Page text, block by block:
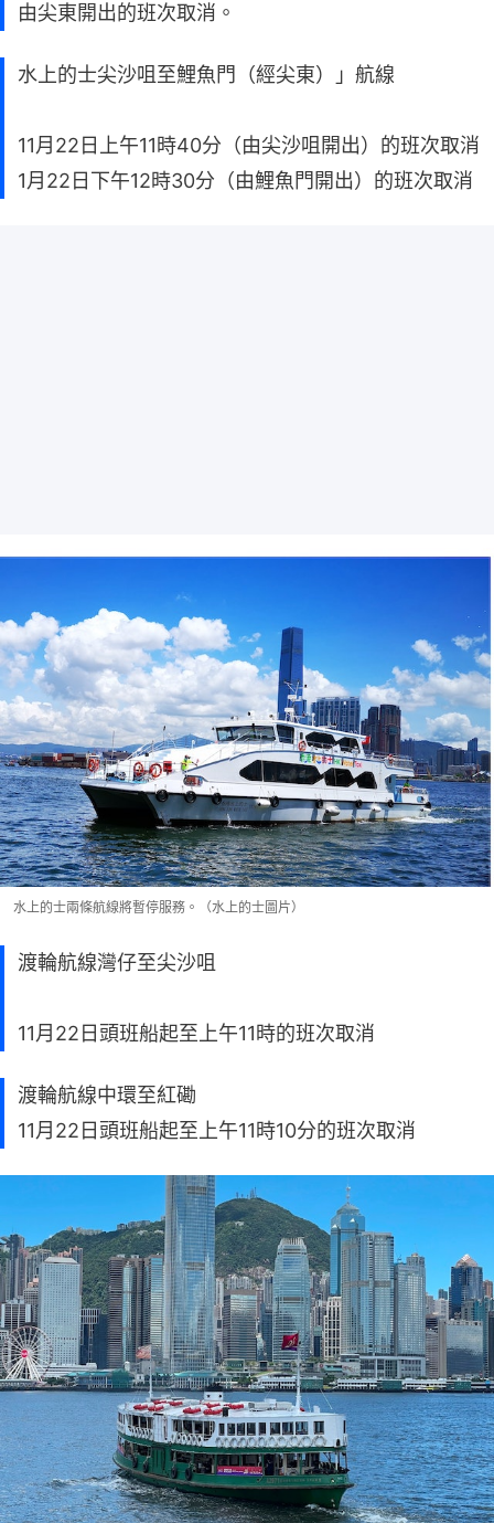
由尖東開出的班次取消。
水上的士尖沙咀至鯉魚門（經尖東）」航線
11月22日上午11時40分（由尖沙咀開出）的班次取消
1月22日下午12時30分（由鯉魚門開出）的班次取消
水上的士兩條航線將暫停服務。（水上的士圖片）
渡輪航線灣仔至尖沙咀
11月22日頭班船起至上午11時的班次取消
渡輪航線中環至紅磡
11月22日頭班船起至上午11時10分的班次取消